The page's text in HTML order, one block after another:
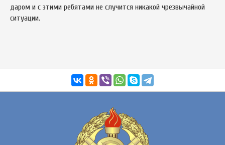
даром и с этими ребятами не случится никакой чрезвычайной
ситуации.